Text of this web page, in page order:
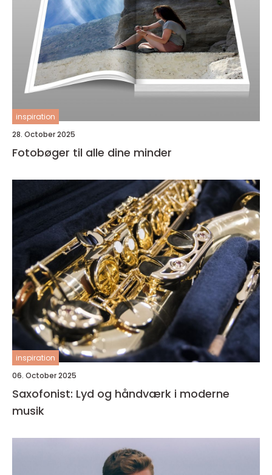
inspiration
28. October 2025
Fotobøger til alle dine minder
inspiration
06. October 2025
Saxofonist: Lyd og håndværk i moderne
musik